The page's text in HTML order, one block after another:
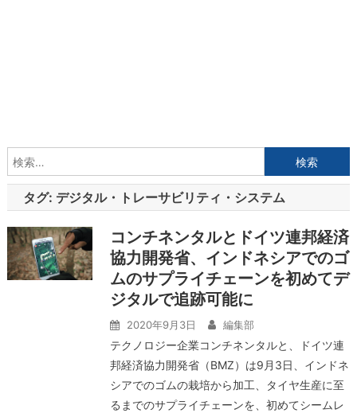
索:
タグ: デジタル・トレーサビリティ・システム
コンチネンタルとドイツ連邦経済
協力開発省、インドネシアでのゴ
ムのサプライチェーンを初めてデ
ジタルで追跡可能に
2020年9月3日 編集部
テクノロジー企業コンチネンタルと、ドイツ連
邦経済協力開発省（BMZ）は9月3日、インドネ
シアでのゴムの栽培から加工、タイヤ生産に至
るまでのサプライチェーンを、初めてシームレ